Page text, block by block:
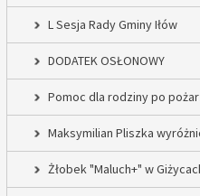
L Sesja Rady Gminy Iłów
DODATEK OSŁONOWY
Pomoc dla rodziny po
Maksymilian Pliszka
Żłobek "Maluch+" w